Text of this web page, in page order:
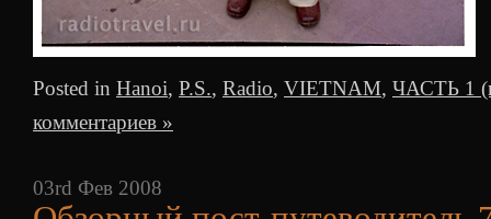
Posted in Hanoi, P.S., Radio, VIETNAM, ЧАСТЬ 1
комментариев »
03rd Фев 2008